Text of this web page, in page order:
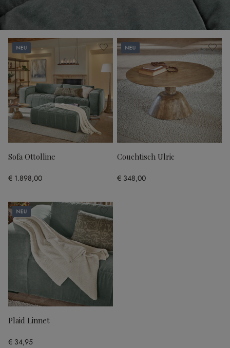
Neu
Sofa Ottolline
€ 1.898,00
Neu
Couchtisch Ulric
€ 348,00
Neu
Plaid Linnet
€ 34,95